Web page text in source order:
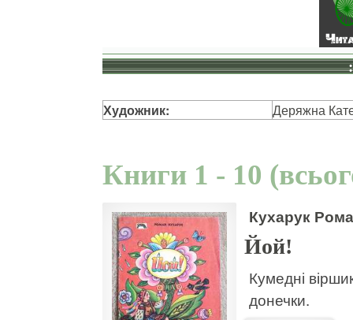
Художник: Деряжна
Книги 1 - 10
Кухарук
Йой!
Кумедні
донечки.